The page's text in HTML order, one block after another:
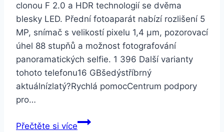
clonou F 2.0 a HDR technologií se dvěma
blesky LED. Přední fotoaparát nabízí rozlišení 5
MP, snímač s velikostí pixelu 1,4 µm, pozorovací
úhel 88 stupňů a možnost fotografování
panoramatických selfie. 1 396 Další varianty
tohoto telefonu16 GBšedýstříbrný
aktuálnízlatý?Rychlá pomocCentrum podpory
pro…
Přečtěte si víceHonor